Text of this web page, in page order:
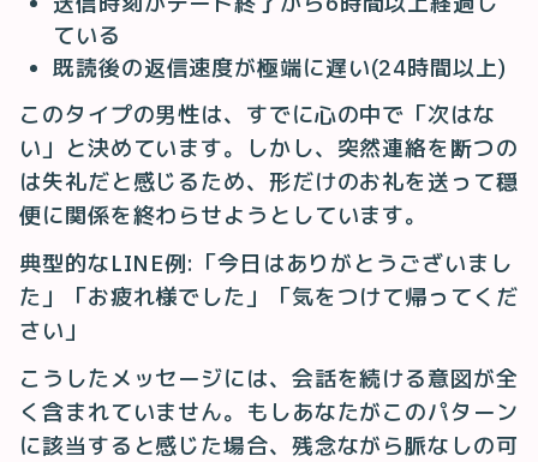
ている
既読後の返信速度が極端に遅い(24時間以上)
このタイプの男性は、すでに心の中で「次はな
い」と決めています。しかし、突然連絡を断つの
は失礼だと感じるため、形だけのお礼を送って穏
便に関係を終わらせようとしています。
典型的なLINE例:「今日はありがとうございまし
た」「お疲れ様でした」「気をつけて帰ってくだ
さい」
こうしたメッセージには、会話を続ける意図が全
く含まれていません。もしあなたがこのパターン
に該当すると感じた場合、残念ながら脈なしの可